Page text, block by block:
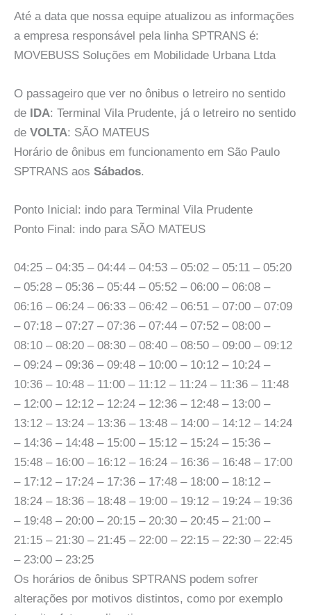
Até a data que nossa equipe atualizou as informações
a empresa responsável pela linha SPTRANS é:
MOVEBUSS Soluções em Mobilidade Urbana Ltda
O passageiro que ver no ônibus o letreiro no sentido
de IDA: Terminal Vila Prudente, já o letreiro no sentido
de VOLTA: SÃO MATEUS
Horário de ônibus em funcionamento em São Paulo
SPTRANS aos Sábados.
Ponto Inicial: indo para Terminal Vila Prudente
Ponto Final: indo para SÃO MATEUS
04:25 – 04:35 – 04:44 – 04:53 – 05:02 – 05:11 – 05:20
– 05:28 – 05:36 – 05:44 – 05:52 – 06:00 – 06:08 –
06:16 – 06:24 – 06:33 – 06:42 – 06:51 – 07:00 – 07:09
– 07:18 – 07:27 – 07:36 – 07:44 – 07:52 – 08:00 –
08:10 – 08:20 – 08:30 – 08:40 – 08:50 – 09:00 – 09:12
– 09:24 – 09:36 – 09:48 – 10:00 – 10:12 – 10:24 –
10:36 – 10:48 – 11:00 – 11:12 – 11:24 – 11:36 – 11:48
– 12:00 – 12:12 – 12:24 – 12:36 – 12:48 – 13:00 –
13:12 – 13:24 – 13:36 – 13:48 – 14:00 – 14:12 – 14:24
– 14:36 – 14:48 – 15:00 – 15:12 – 15:24 – 15:36 –
15:48 – 16:00 – 16:12 – 16:24 – 16:36 – 16:48 – 17:00
– 17:12 – 17:24 – 17:36 – 17:48 – 18:00 – 18:12 –
18:24 – 18:36 – 18:48 – 19:00 – 19:12 – 19:24 – 19:36
– 19:48 – 20:00 – 20:15 – 20:30 – 20:45 – 21:00 –
21:15 – 21:30 – 21:45 – 22:00 – 22:15 – 22:30 – 22:45
– 23:00 – 23:25
Os horários de ônibus SPTRANS podem sofrer
alterações por motivos distintos, como por exemplo